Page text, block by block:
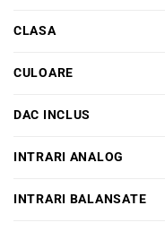
CLASA
CULOARE
DAC INCLUS
INTRARI ANALOG
INTRARI BALANSATE